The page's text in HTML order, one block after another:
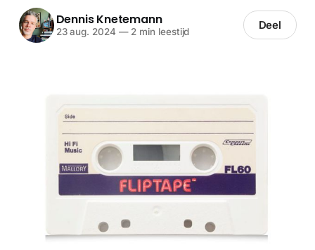
Dennis Knetemann
23 aug. 2024 —2 min leestijd Deel